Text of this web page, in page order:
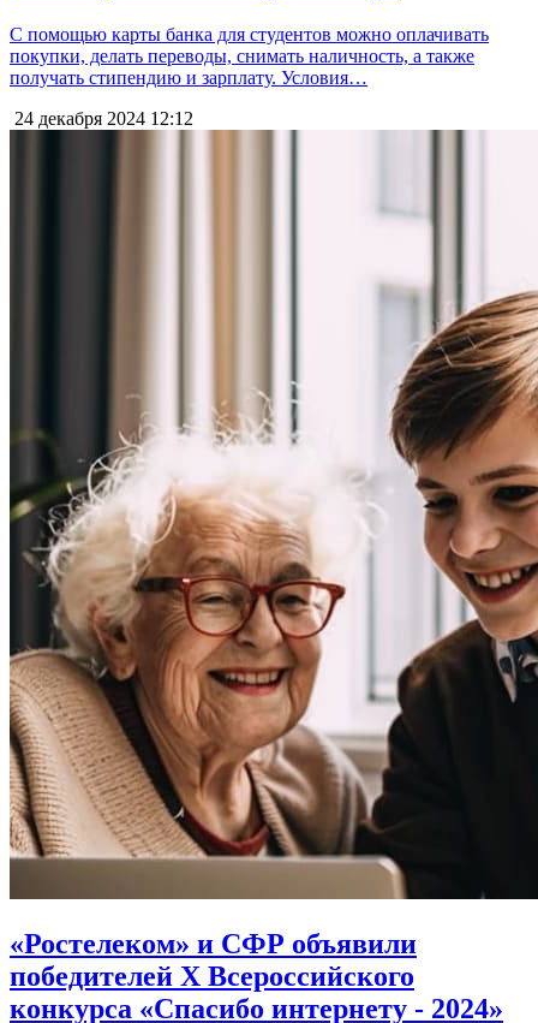
С помощью карты банка для студентов можно оплачивать
покупки, делать переводы, снимать наличность, а также
получать стипендию и зарплату. Условия…
24 декабря 2024 12:12
«Ростелеком» и СФР объявили
победителей Х Всероссийского
конкурса «Спасибо интернету - 2024»